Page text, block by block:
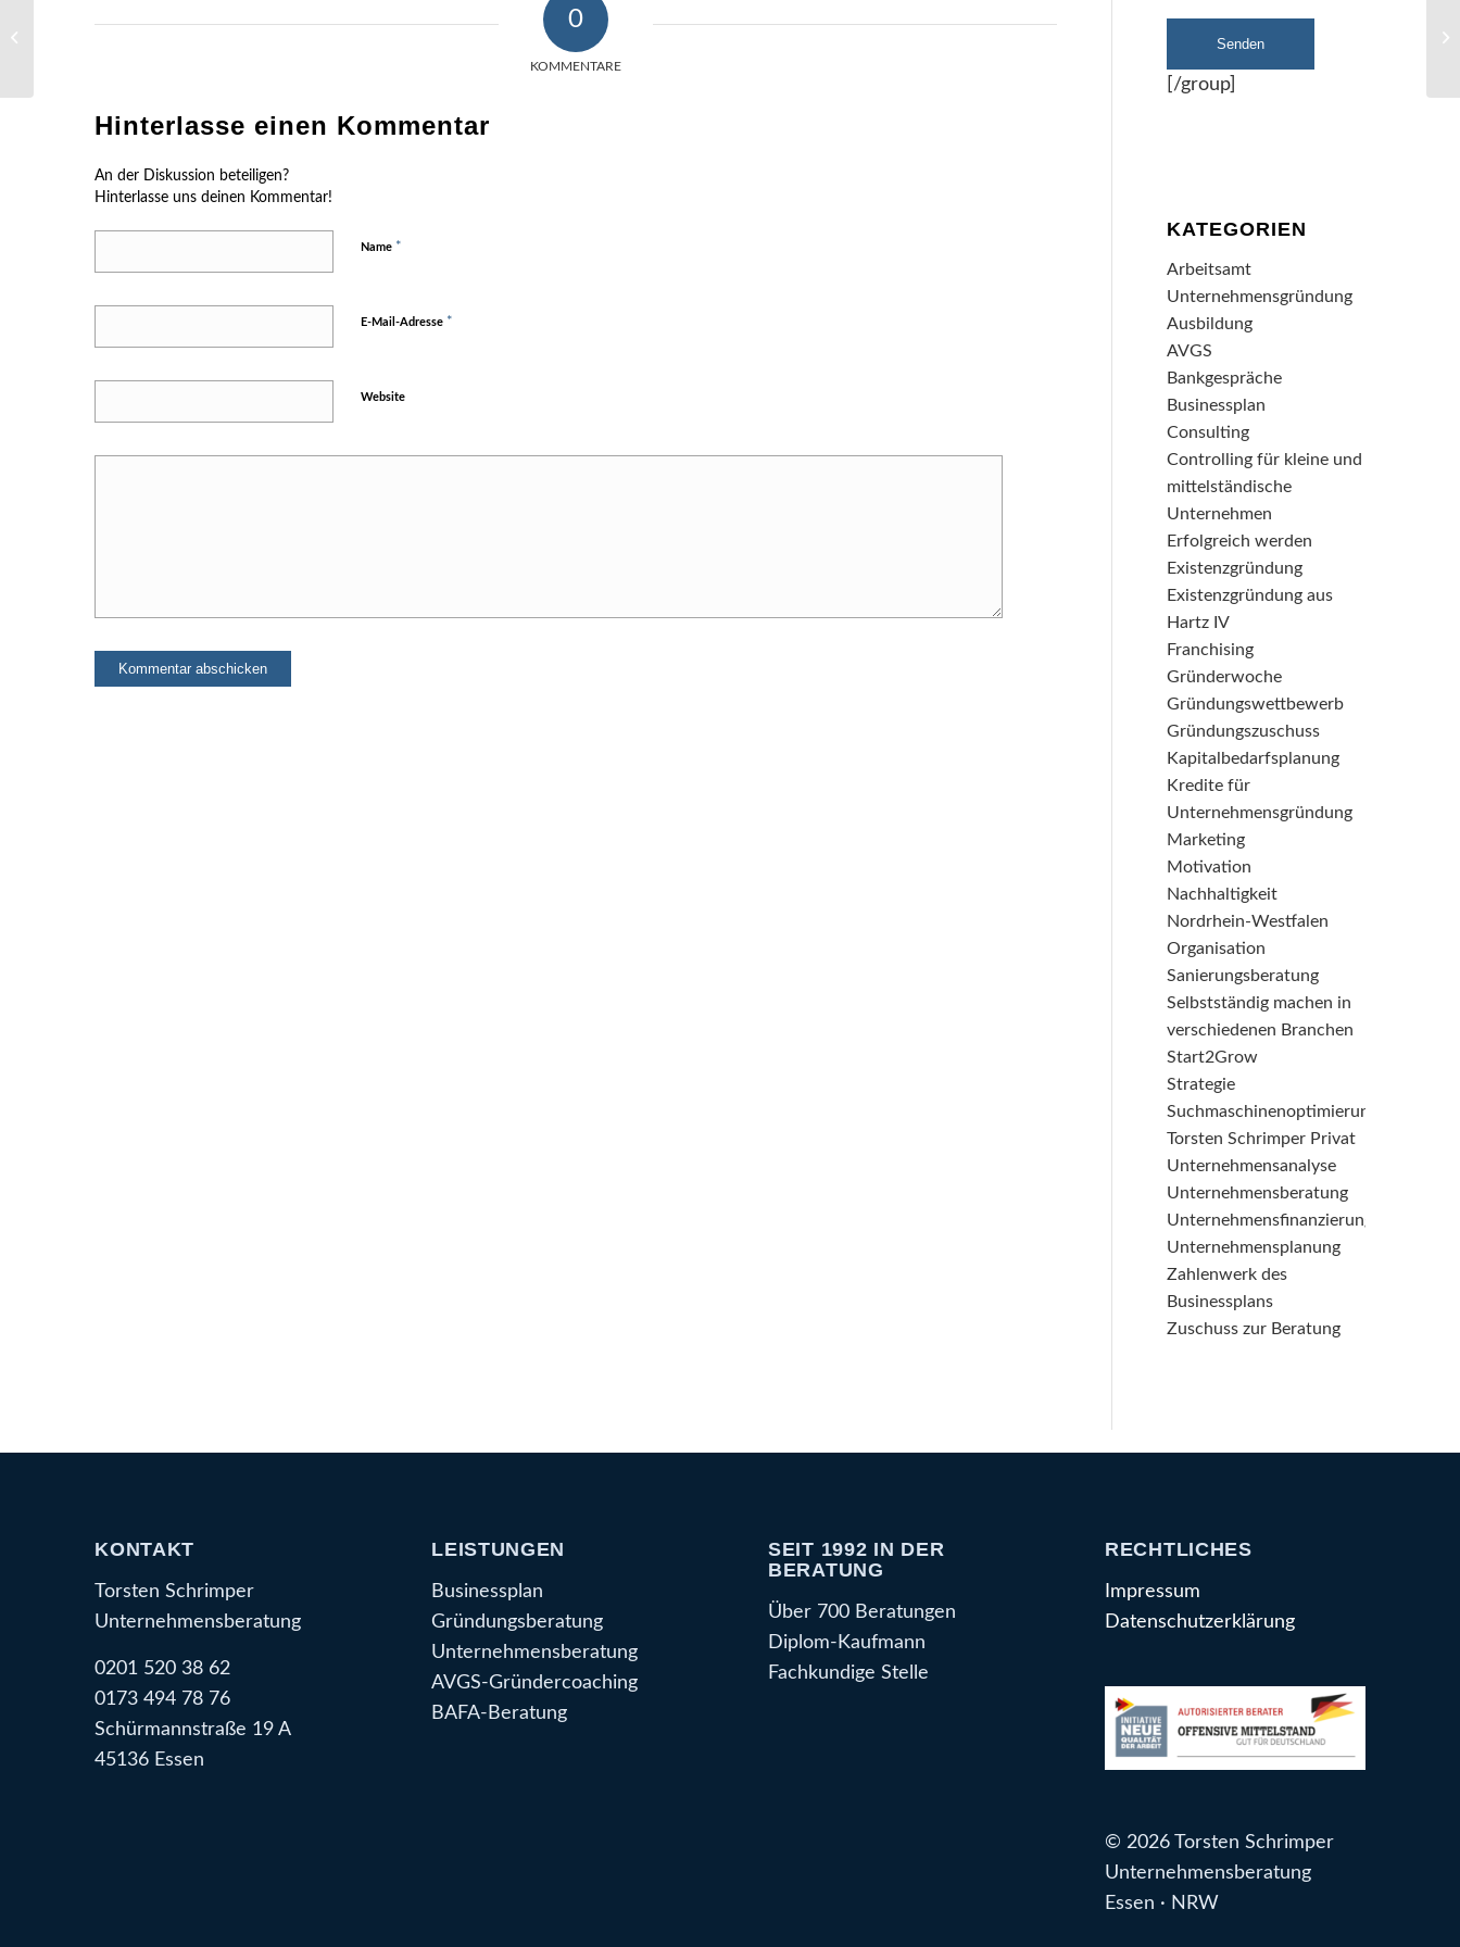
0
KOMMENTARE
Hinterlasse einen Kommentar
An der Diskussion beteiligen?
Hinterlasse uns deinen Kommentar!
Name *
E-Mail-Adresse *
Website
[/group]
KATEGORIEN
Arbeitsamt
Unternehmensgründung
Ausbildung
AVGS
Bankgespräche
Businessplan
Consulting
Controlling für kleine und
mittelständische
Unternehmen
Erfolgreich werden
Existenzgründung
Existenzgründung aus
Hartz IV
Franchising
Gründerwoche
Gründungswettbewerb
Gründungszuschuss
Kapitalbedarfsplanung
Kredite für
Unternehmensgründung
Marketing
Motivation
Nachhaltigkeit
Nordrhein-Westfalen
Organisation
Sanierungsberatung
Selbstständig machen in
verschiedenen Branchen
Start2Grow
Strategie
Suchmaschinenoptimierung
Torsten Schrimper Privat
Unternehmensanalyse
Unternehmensberatung
Unternehmensfinanzierung
Unternehmensplanung
Zahlenwerk des
Businessplans
Zuschuss zur Beratung
KONTAKT
Torsten Schrimper
Unternehmensberatung
0201 520 38 62
0173 494 78 76
Schürmannstraße 19 A
45136 Essen
LEISTUNGEN
Businessplan
Gründungsberatung
Unternehmensberatung
AVGS-Gründercoaching
BAFA-Beratung
SEIT 1992 IN DER
BERATUNG
Über 700 Beratungen
Diplom-Kaufmann
Fachkundige Stelle
RECHTLICHES
Impressum
Datenschutzerklärung
© 2026 Torsten Schrimper
Unternehmensberatung
Essen · NRW